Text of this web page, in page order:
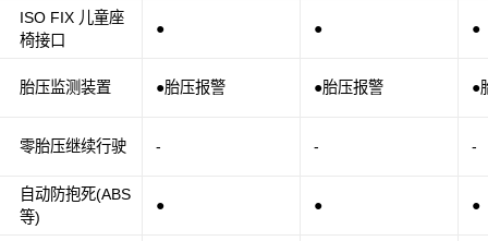
ISO FIX 儿童座
椅接口
胎压监测装置
零胎压继续行驶
自动防抱死(ABS
等)
● ● ●
●胎压报警 ●胎压报警 ●
- - -
● ● ●